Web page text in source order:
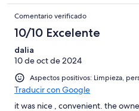
Comentario verificado
10/10 Excelente
dalia
10 de oct de 2024
Aspectos positivos: Limpieza,
Traducir con Google
it was nice , convenient. the